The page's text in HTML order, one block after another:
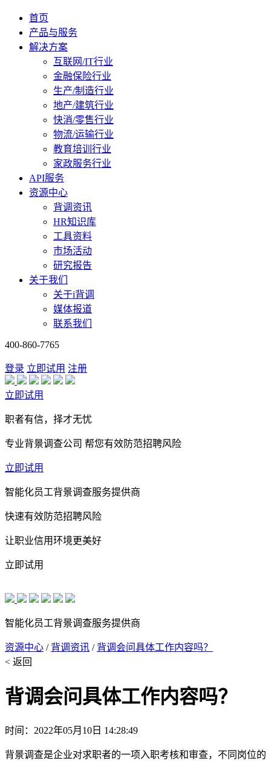
首页
产品与服务
解决方案
互联网/IT行业
金融保险行业
生产/制造行业
地产/建筑行业
快消/零售行业
物流/运输行业
教育培训行业
家政服务行业
API服务
资源中心
背调资讯
HR知识库
工具资料
市场活动
研究报告
关于我们
关于i背调
媒体报道
联系我们
400-860-7765
登录 立即试用 注册
立即试用
职者有信，择才无忧
专业背景调查公司 帮您有效防范招聘风险
立即试用
智能化员工背景调查服务提供商
快速有效防范招聘风险
让职业信用环境更美好
立即试用
智能化员工背景调查服务提供商
资源中心 / 背调资讯 / 背调会问具体工作内容吗？
< 返回
背调会问具体工作内容吗？
时间：2022年05月10日 14:28:49
背景调查是企业对求职者的一项入职考核和审查，不同岗位的